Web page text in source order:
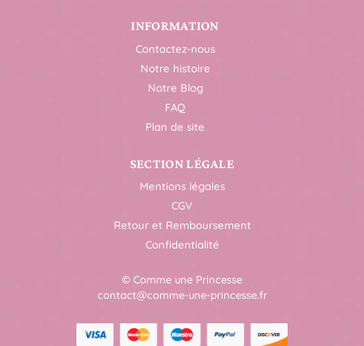
INFORMATION
Contactez-nous
Notre histoire
Notre Blog
FAQ
Plan de site
SECTION LÉGALE
Mentions légales
CGV
Retour et Remboursement
Confidentialité
© Comme une Princesse
contact@comme-une-princesse.fr